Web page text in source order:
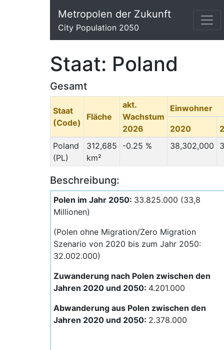
Metropolen der Zukunft
City Population 2050
Staat: Poland
Gesamt
Staat
(Code)
Fläche
akt.
Wachstum
2026
Einwohner
2020
Poland
(PL)
312,685
km²
-0.25 % 38,302,000
Beschreibung:
Polen im Jahr 2050: 33.825.000 (33,8
Millionen)
(Polen ohne Migration/Zero Migration
Szenario von 2020 bis zum Jahr 2050:
32.002.000)
Zuwanderung nach Polen zwischen den
Jahren 2020 und 2050: 4.201.000
Abwanderung aus Polen zwischen den
Jahren 2020 und 2050: 2.378.000